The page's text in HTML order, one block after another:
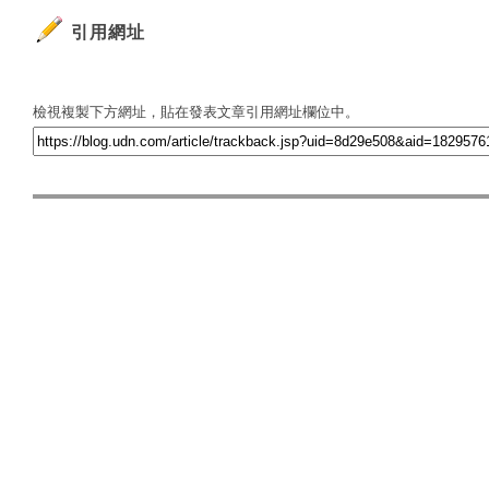
引用網址
檢視複製下方網址，貼在發表文章引用網址欄位中。